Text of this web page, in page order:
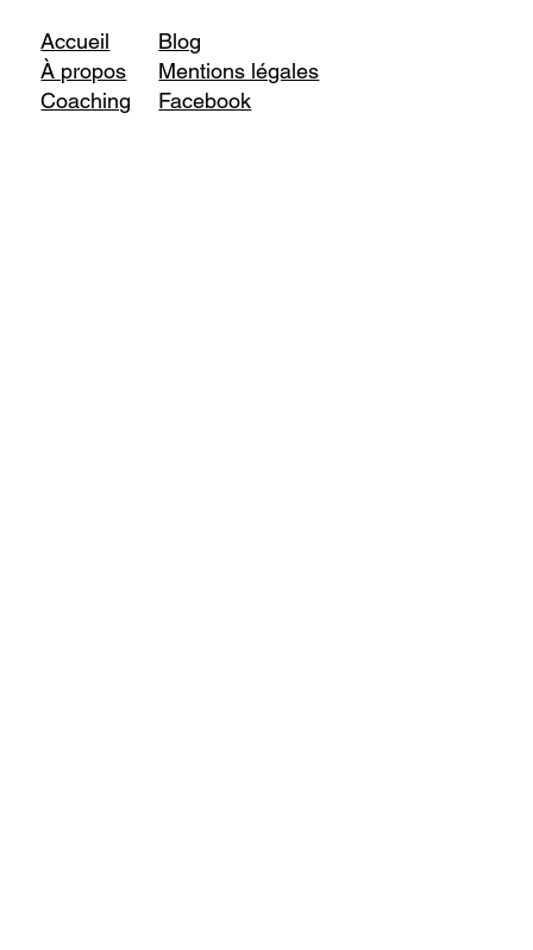
Accueil
À propos
Coaching
Blog
Mentions légales
Facebook